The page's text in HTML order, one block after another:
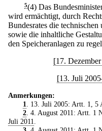
5(4) Das
wird ermächtigt, durch
Bundesrates die
sowie die inhaltliche
den Speicheranlagen zu
[17.
[13. Juli
Anmerkungen:
1
. 13. Juli 2005: Artt. 1, 5
2. 4. August 2011: Artt. 1
Juli 2011